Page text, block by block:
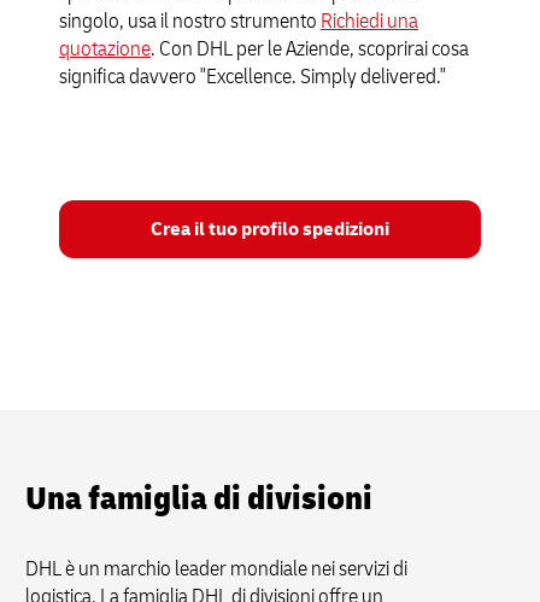
singolo, usa il nostro strumento Richiedi una
quotazione. Con DHL per le Aziende, scoprirai cosa
significa davvero "Excellence. Simply delivered."
Crea il tuo profilo spedizioni
Una famiglia di divisioni
DHL è un marchio leader mondiale nei servizi di